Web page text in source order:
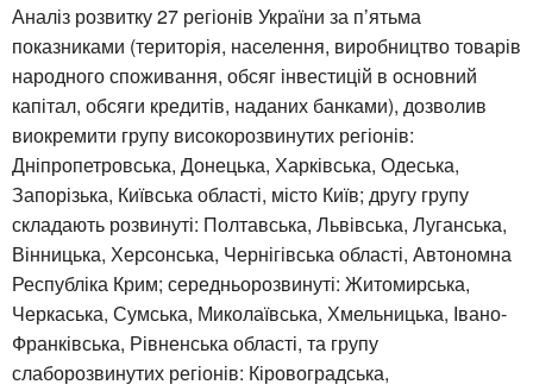
Аналіз розвитку 27 регіонів України за п’ятьма
показниками (територія, населення, виробництво товарів
народного споживання, обсяг інвестицій в основний
капітал, обсяги кредитів, наданих банками), дозволив
виокремити групу високорозвинутих регіонів:
Дніпропетровська, Донецька, Харківська, Одеська,
Запорізька, Київська області, місто Київ; другу групу
складають розвинуті: Полтавська, Львівська, Луганська,
Вінницька, Херсонська, Чернігівська області, Автономна
Республіка Крим; середньорозвинуті: Житомирська,
Черкаська, Сумська, Миколаївська, Хмельницька, Івано-
Франківська, Рівненська області, та групу
слаборозвинутих регіонів: Кіровоградська,